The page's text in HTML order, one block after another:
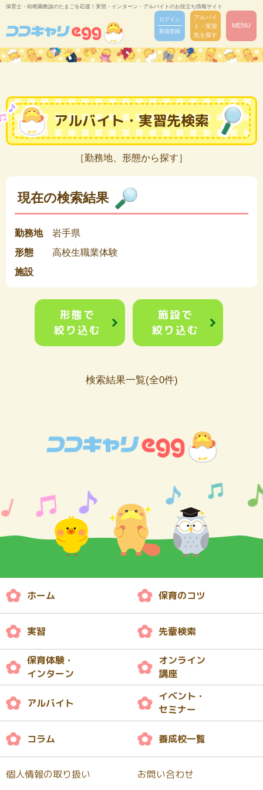
保育士・幼稚園教諭のたまごを応援！実習・インターン・アルバイトのお役立ち情報サイト
ログイン
新規登録
アルバイ
ト・実習
先を探す
MENU
アルバイト・実習先検索
［勤務地、形態から探す］
現在の検索結果
勤務地
岩手県
形態
高校生職業体験
施設
形態で
絞り込む
施設で
絞り込む
検索結果一覧(全0件)
ホーム
実習
保育体験・
インターン
アルバイト
コラム
保育のコツ
先輩検索
オンライン
講座
イベント・
セミナー
養成校一覧
個人情報の取り扱い お問い合わせ